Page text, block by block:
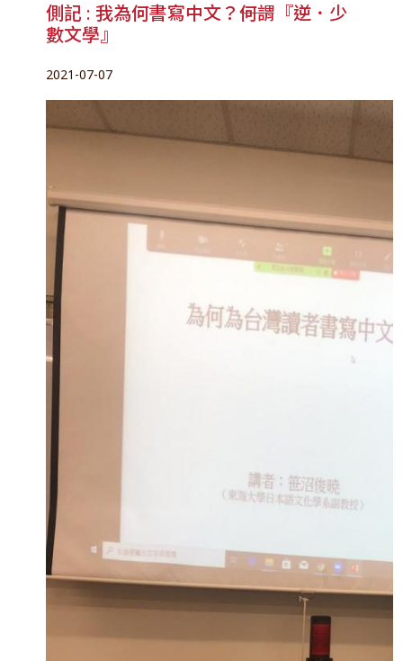
側記 : 我為何書寫中文？――何謂『逆．少
數文學』
2021-07-07